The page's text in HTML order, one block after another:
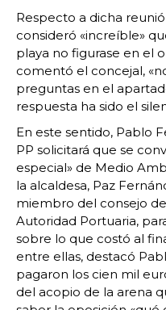
Respecto a dicha
consideró «increíble»
playa no figurase en el
comentó el concejal,
preguntas en el
respuesta ha sido el
En este sentido, Pablo
PP solicitará que se
especial» de Medio
la alcaldesa, Paz
miembro del consejo
Autoridad Portuaria,
sobre lo que costó al
entre ellas, destacó
pagaron los cien mil
del acopio de la arena